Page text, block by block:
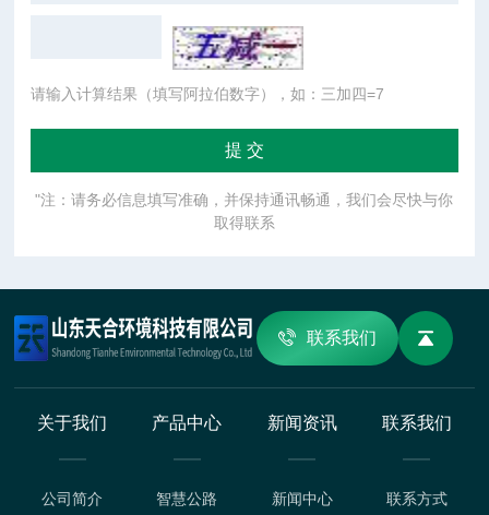
请输入计算结果（填写阿拉伯数字），如：三加四=7
"注：请务必信息填写准确，并保持通讯畅通，我们会尽快与你
取得联系
联系我们
关于我们
公司简介
产品中心
智慧公路
新闻资讯
新闻中心
联系我们
联系方式